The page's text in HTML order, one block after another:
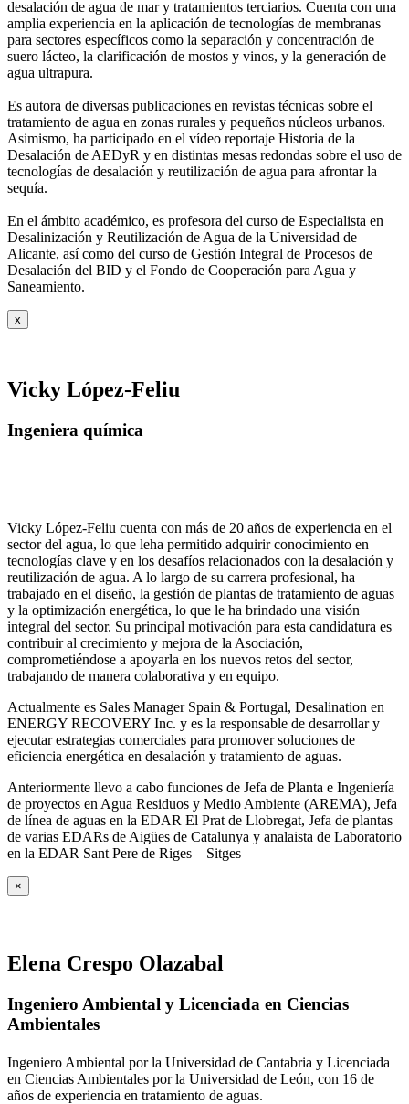
desalación de agua de mar y tratamientos terciarios. Cuenta con una
amplia experiencia en la aplicación de tecnologías de membranas
para sectores específicos como la separación y concentración de
suero lácteo, la clarificación de mostos y vinos, y la generación de
agua ultrapura.
Es autora de diversas publicaciones en revistas técnicas sobre el
tratamiento de agua en zonas rurales y pequeños núcleos urbanos.
Asimismo, ha participado en el vídeo reportaje Historia de la
Desalación de AEDyR y en distintas mesas redondas sobre el uso de
tecnologías de desalación y reutilización de agua para afrontar la
sequía.
En el ámbito académico, es profesora del curso de Especialista en
Desalinización y Reutilización de Agua de la Universidad de
Alicante, así como del curso de Gestión Integral de Procesos de
Desalación del BID y el Fondo de Cooperación para Agua y
Saneamiento.
x
Vicky López-Feliu
Ingeniera química
Vicky López-Feliu cuenta con más de 20 años de experiencia en el
sector del agua, lo que leha permitido adquirir conocimiento en
tecnologías clave y en los desafíos relacionados con la desalación y
reutilización de agua. A lo largo de su carrera profesional, ha
trabajado en el diseño, la gestión de plantas de tratamiento de aguas
y la optimización energética, lo que le ha brindado una visión
integral del sector. Su principal motivación para esta candidatura es
contribuir al crecimiento y mejora de la Asociación,
comprometiéndose a apoyarla en los nuevos retos del sector,
trabajando de manera colaborativa y en equipo.
Actualmente es Sales Manager Spain & Portugal, Desalination en
ENERGY RECOVERY Inc. y es la responsable de desarrollar y
ejecutar estrategias comerciales para promover soluciones de
eficiencia energética en desalación y tratamiento de aguas.
Anteriormente llevo a cabo funciones de Jefa de Planta e Ingeniería
de proyectos en Agua Residuos y Medio Ambiente (AREMA), Jefa
de línea de aguas en la EDAR El Prat de Llobregat, Jefa de plantas
de varias EDARs de Aigües de Catalunya y analaista de Laboratorio
en la EDAR Sant Pere de Riges – Sitges
×
Elena Crespo Olazabal
Ingeniero Ambiental y Licenciada en Ciencias
Ambientales
Ingeniero Ambiental por la Universidad de Cantabria y Licenciada
en Ciencias Ambientales por la Universidad de León, con 16 de
años de experiencia en tratamiento de aguas.